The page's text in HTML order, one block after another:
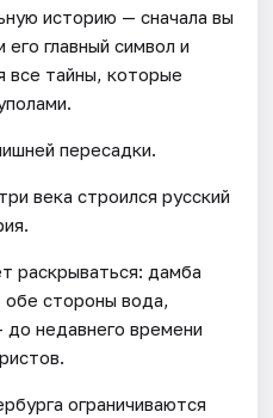
историю — сначала вы
главный символ и
все тайны, которые
пересадки.
века строился русский
раскрываться: дамба
обе стороны вода,
недавнего времени
ограничиваются